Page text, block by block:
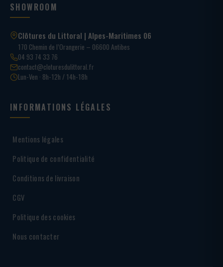
SHOWROOM
Clôtures du Littoral | Alpes-Maritimes 06
170 Chemin de l’Orangerie – 06600 Antibes
04 93 74 33 76
contact@cloturesdulittoral.fr
Lun-Ven · 8h-12h / 14h-18h
INFORMATIONS LÉGALES
Mentions légales
Politique de confidentialité
Conditions de livraison
CGV
Politique des cookies
Nous contacter